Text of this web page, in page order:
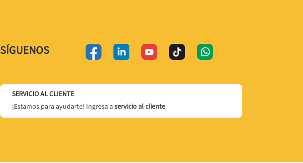
SÍGUENOS
SERVICIO AL CLIENTE
¡Estamos para ayudarte! Ingresa a servicio al cliente.